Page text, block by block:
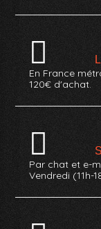
En France
120€ d'achat.
Par chat et e-
Vendredi (11h-